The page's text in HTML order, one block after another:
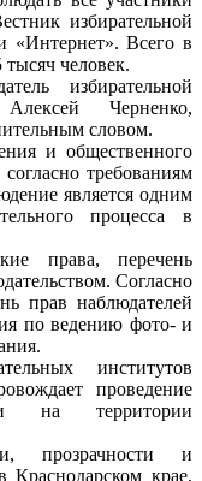
избирательной
«Интернет». Всего в
человек.
избирательной
Черненко,
словом.
и общественного
требованиям
является одним
процесса в
права, перечень
Согласно
прав наблюдателей
по ведению фото- и
институтов
проведение
на территории
прозрачности и
крае,